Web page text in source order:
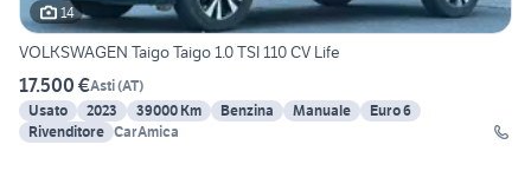
14
VOLKSWAGEN Taigo Taigo 1.0 TSI 110 CV Life
17.500 €Asti(AT)
Usato
2023 39000 Km Benzina Manuale
Euro 6
Rivenditore CarAmica